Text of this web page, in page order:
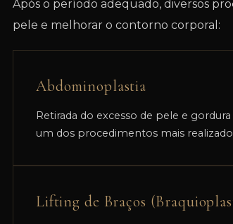
Após o período adequado, diversos
pele e melhorar o contorno corporal:
Abdominoplastia
Retirada do excesso de pele e
um dos procedimentos mais
Lifting de Braços